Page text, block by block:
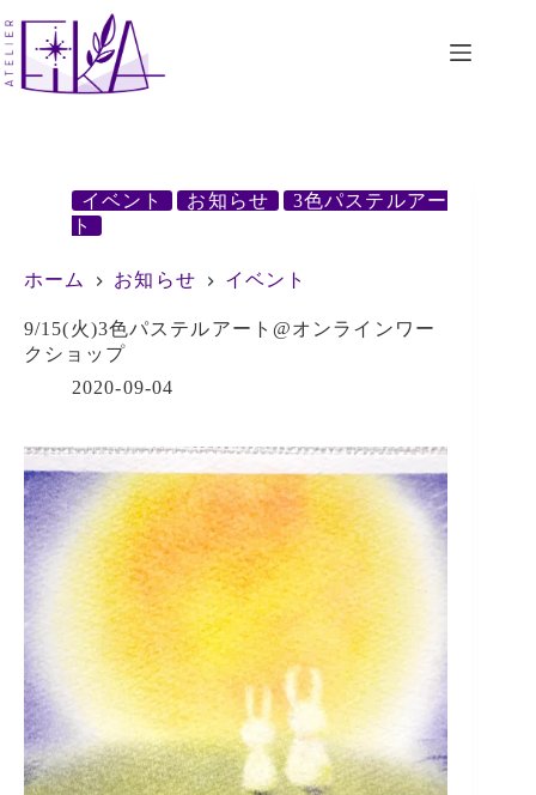
ン
テ
ン
イベント お知らせ
3色パステルアー
ト
ホーム お知らせ イベント
9/15(火)3色パステルアート@オンラインワー
クショップ
2020-09-04